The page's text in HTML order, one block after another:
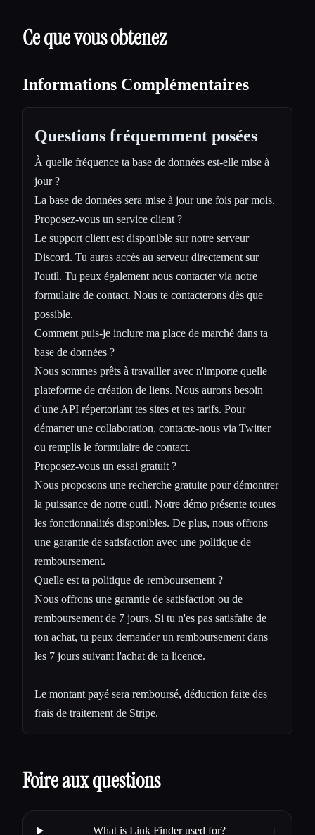
Ce que vous obtenez
Informations Complémentaires
Questions fréquemment posées
À quelle fréquence ta base de données est-elle mise à
jour ?
La base de données sera mise à jour une fois par mois.
Proposez-vous un service client ?
Le support client est disponible sur notre serveur
Discord. Tu auras accès au serveur directement sur
l'outil. Tu peux également nous contacter via notre
formulaire de contact. Nous te contacterons dès que
possible.
Comment puis-je inclure ma place de marché dans ta
base de données ?
Nous sommes prêts à travailler avec n'importe quelle
plateforme de création de liens. Nous aurons besoin
d'une API répertoriant tes sites et tes tarifs. Pour
démarrer une collaboration, contacte-nous via Twitter
ou remplis le formulaire de contact.
Proposez-vous un essai gratuit ?
Nous proposons une recherche gratuite pour démontrer
la puissance de notre outil. Notre démo présente toutes
les fonctionnalités disponibles. De plus, nous offrons
une garantie de satisfaction avec une politique de
remboursement.
Quelle est ta politique de remboursement ?
Nous offrons une garantie de satisfaction ou de
remboursement de 7 jours. Si tu n'es pas satisfaite de
ton achat, tu peux demander un remboursement dans
les 7 jours suivant l'achat de ta licence.
Le montant payé sera remboursé, déduction faite des
frais de traitement de Stripe.
Foire aux questions
What is Link Finder used for? +